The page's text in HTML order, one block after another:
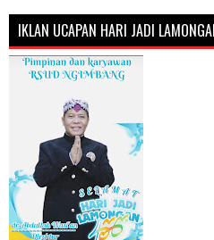
IKLAN UCAPAN HARI JADI